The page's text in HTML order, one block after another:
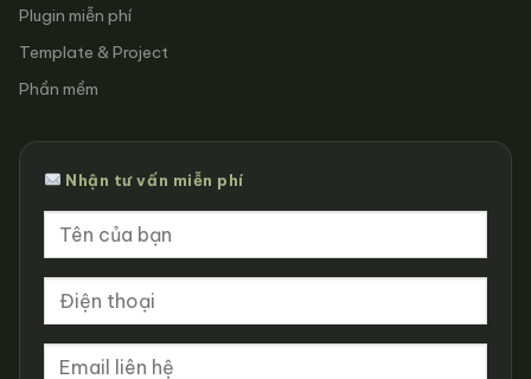
Plugin miễn phí
Template & Project
Phần mềm
Nhận tư vấn miễn phí